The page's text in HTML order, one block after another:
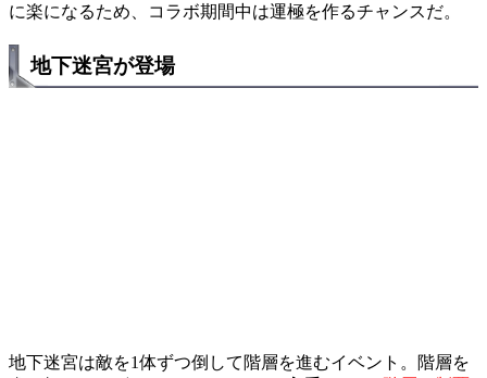
に楽になるため、コラボ期間中は運極を作るチャンスだ。
地下迷宮が登場
地下迷宮は敵を1体ずつ倒して階層を進むイベント。階層を